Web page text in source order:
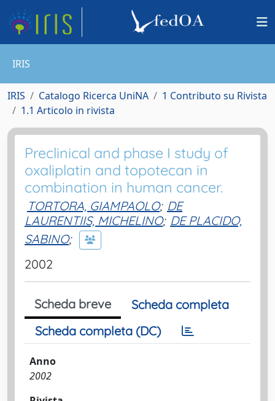
IRIS
IRIS Catalogo Ricerca UniNA
1 Contributo su Rivista
1.1 Articolo in rivista
Preclinical and phase I study of
oxaliplatin and topotecan in
combination in human cancer.
TORTORA, GIAMPAOLO; DE
LAURENTIIS, MICHELINO; DE PLACIDO,
SABINO;
2002
Scheda breve
Scheda completa
Scheda completa (DC)
Anno
2002